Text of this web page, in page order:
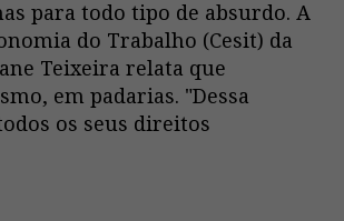
para todo tipo de absurdo. A
do Trabalho (Cesit) da
Teixeira relata que
em padarias. "Dessa
os seus direitos